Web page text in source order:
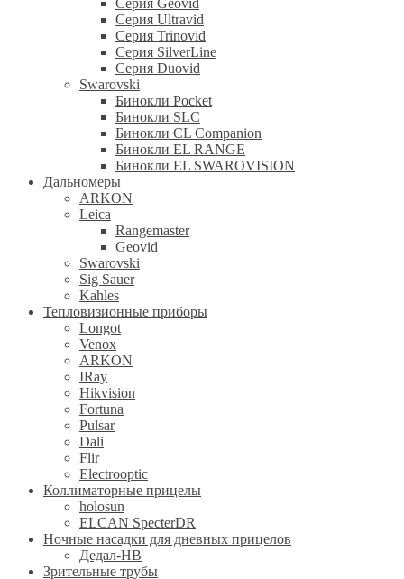
Серия Geovid
Серия Ultravid
Серия Trinovid
Серия SilverLine
Серия Duovid
Swarovski
Бинокли Pocket
Бинокли SLC
Бинокли CL Companion
Бинокли EL RANGE
Бинокли EL SWAROVISION
Дальномеры
ARKON
Leica
Rangemaster
Geovid
Swarovski
Sig Sauer
Kahles
Тепловизионные приборы
Longot
Venox
ARKON
IRay
Hikvision
Fortuna
Pulsar
Dali
Flir
Electrooptic
Коллиматорные прицелы
holosun
ELCAN SpecterDR
Ночные насадки для дневных прицелов
Дедал-НВ
Зрительные трубы